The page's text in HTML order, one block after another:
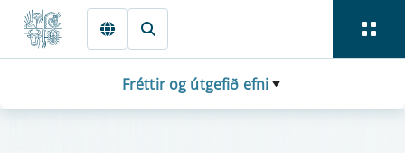
Fara beint í Meginmál
Fréttir og útgefið efni